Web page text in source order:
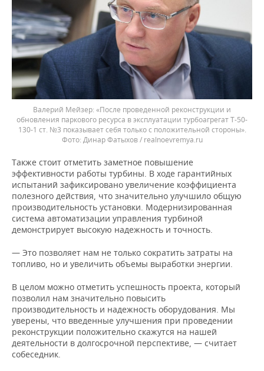
Валерий Мейзер: «После проведенной реконструкции и
обновления паркового ресурса в эксплуатации турбоагрегат Т-50-
130-1 ст. №3 показывает себя только с положительной стороны».
Динар Фатыхов / realnoevremya.ru
Также стоит отметить заметное повышение
эффективности работы турбины. В ходе гарантийных
испытаний зафиксировано увеличение коэффициента
полезного действия, что значительно улучшило общую
производительность установки. Модернизированная
система автоматизации управления турбиной
демонстрирует высокую надежность и точность.
— Это позволяет нам не только сократить затраты на
топливо, но и увеличить объемы выработки энергии.
В целом можно отметить успешность проекта, который
позволил нам значительно повысить
производительность и надежность оборудования. Мы
уверены, что введенные улучшения при проведении
реконструкции положительно скажутся на нашей
деятельности в долгосрочной перспективе, — считает
собеседник.